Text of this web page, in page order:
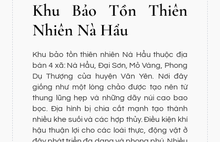
Khu Bảo Tồn Thiên
Nhiên Nà Hẩu
Khu bảo tồn thiên nhiên Nà Hẩu thuộc địa
bàn 4 xã: Nà Hẩu, Đại Sơn, Mỏ Vàng, Phong
Dụ Thượng của huyện Văn Yên. Nơi đây
giống như một lòng chảo được tạo nên từ
thung lũng hẹp và những dãy núi cao bao
bọc. Địa hình bị chia cắt mạnh tạo thành
nhiều khe suối và các hợp thủy. Điều kiện khí
hậu thuận lợi cho các loài thực, động vật ở